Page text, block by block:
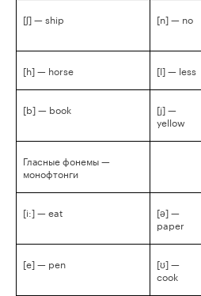
[ʃ] — ship [n] — no
[h] — horse [l] — less
[b] — book
[j] —
yellow
Гласные фонемы —
монофтонги
[i:] — eat
[ə] —
paper
[e] — pen
[ʊ] —
cook